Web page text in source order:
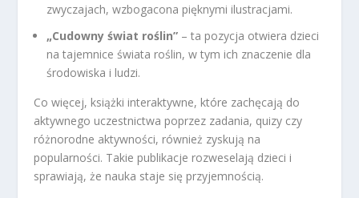
zwyczajach, wzbogacona pięknymi ilustracjami.
„Cudowny świat roślin” – ta pozycja otwiera dzieci
na tajemnice świata roślin, w tym ich znaczenie dla
środowiska i ludzi.
Co więcej, książki interaktywne, które zachęcają do
aktywnego uczestnictwa poprzez zadania, quizy czy
różnorodne aktywności, również zyskują na
popularności. Takie publikacje rozweselają dzieci i
sprawiają, że nauka staje się przyjemnością.